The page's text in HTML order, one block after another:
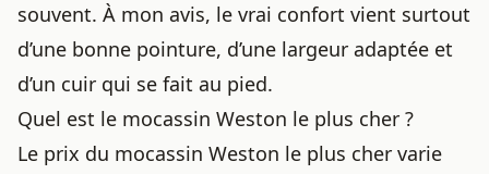
souvent. À mon avis, le vrai confort vient surtout
d’une bonne pointure, d’une largeur adaptée et
d’un cuir qui se fait au pied.
Quel est le mocassin Weston le plus cher ?
Le prix du mocassin Weston le plus cher varie